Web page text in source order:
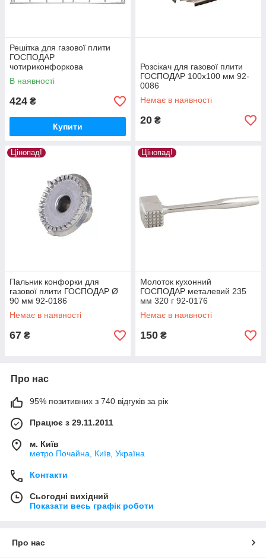
Решітка для газової плити
ГОСПОДАР
чотириконфоркова
оцинкована 92-0355
В наявності
424 ₴
Купити
Розсікач для газової плити
ГОСПОДАР 100х100 мм 92-
0086
Немає в наявності
20 ₴
Цінопад!
Пальник конфорки для
газової плити ГОСПОДАР Ø
90 мм 92-0186
Немає в наявності
67 ₴
Цінопад!
Молоток кухонний
ГОСПОДАР металевий 235
мм 320 г 92-0176
Немає в наявності
150 ₴
Про нас
95% позитивних з 740 відгуків за рік
Працює з 29.11.2011
м. Київ
метро Почайна, Київ, Україна
Контакти
Сьогодні вихідний
Показати весь графік роботи
Про нас